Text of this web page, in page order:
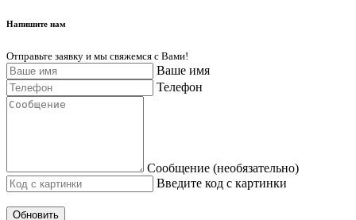
Напишите нам
Отправьте заявку и мы свяжемся с Вами!
Ваше имя
Телефон
Сообщение (необязательно)
Введите код с картинки
Обновить